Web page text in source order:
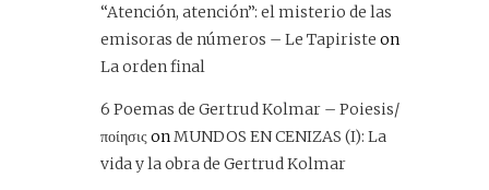
“Atención, atención”: el misterio de las
emisoras de números – Le Tapiriste on
La orden final
6 Poemas de Gertrud Kolmar – Poiesis/
ποίησις onMUNDOS EN CENIZAS (I): La
vida y la obra de Gertrud Kolmar